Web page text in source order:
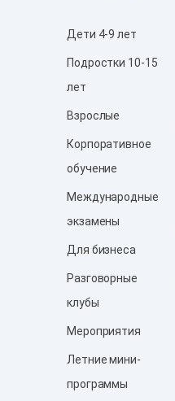
Дети 4-9 лет
Подростки 10-15
лет
Взрослые
Корпоративное
обучение
Международные
экзамены
Для бизнеса
Разговорные
клубы
Мероприятия
Летние мини-
программы